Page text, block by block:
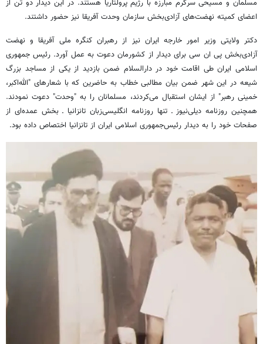
مسلمان و مسیحی سرگرم مبارزه با رژیم پرولتاریا هستند. در این دیدار دو تن از
اعضای کمیته نهضت‌های آزادی‌بخش سازمان وحدت آفریقا نیز حضور داشتند.
دکتر ولایتی وزیر امور خارجه ایران نیز از رهبران کنگره ملی آفریقا و نهضت
آزادی‌بخش پی ان سی برای دیدار از کشورمان دعوت به عمل آورد. رئیس ‌جمهوری
اسلامی ایران طی اقامت خود در دارالسلام ضمن بازدید از یکی از مساجد بزرگ
شیعه در این شهر ضمن بیان مطالبی خطاب به حاضرین که با شعارهای "الله‌اکبر،
خمینی رهبر" از ایشان استقبال می‌کردند، مسلمانان را به "وحدت" دعوت نمودند.
همچنین روزنامه دیلی‌نیوز ـ تنها روزنامه انگلیسی‌زبان تانزانیا ـ بخش عمده‌ای از
صفحات خود را به دیدار رئیس‌جمهوری اسلامی ایران از تانزانیا اختصاص داده بود.